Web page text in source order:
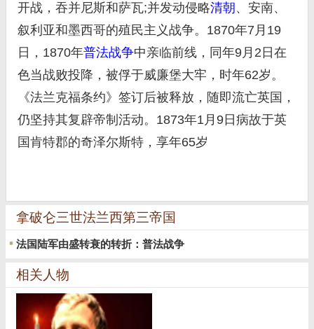
开战，吞并尼斯和萨瓦;并发动侵略清朝 、安南、
叙利亚和墨西哥的殖民主义战争。1870年7月19
日，1870年普法战争中亲临前线，同年9月2日在
色当战败投降，被俘于威廉堡大牢，时年62岁。
《法兰克福条约》签订后被释放，随即流亡英国，
仍坚持其复辟帝制活动。1873年1月9日病故于英
国肯特郡的奇泽尔斯特，享年65岁
拿破仑三世法兰西第三帝国
法国陆军由盛转衰的转折：普法战争
相关人物